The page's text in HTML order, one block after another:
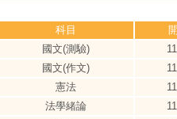
科目
國文(測驗)
國文(作文)
憲法
法學緒論